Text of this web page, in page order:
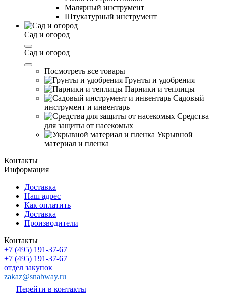
Малярный инструмент
Штукатурный инструмент
Сад и огород
Сад и огород
Посмотреть все товары
Грунты и удобрения
Парники и теплицы
Садовый
инструмент и инвентарь
Средства
для защиты от насекомых
Укрывной
материал и пленка
Контакты
Информация
Доставка
Наш адрес
Как оплатить
Доставка
Производители
Контакты
+7 (495) 191-37-67
+7 (495) 191-37-67
отдел закупок
zakaz@snabway.ru
Перейти в контакты